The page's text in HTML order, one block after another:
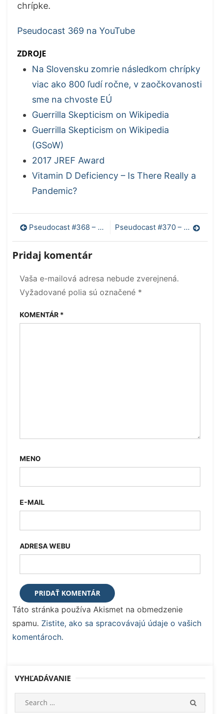
chrípke.
Pseudocast 369 na YouTube
ZDROJE
Na Slovensku zomrie následkom chrípky
viac ako 800 ľudí ročne, v zaočkovanosti
sme na chvoste EÚ
Guerrilla Skepticism on Wikipedia
Guerrilla Skepticism on Wikipedia
(GSoW)
2017 JREF Award
Vitamin D Deficiency – Is There Really a
Pandemic?
Navigácia
v
článku
Pseudocast #368 – jOin3rov karambol, správa IPCC o globálnom otepľovaní Pseudocast #370 – Esports, Hubble a Kepler, poverčivosť
Pridaj komentár
Vaša e-mailová adresa nebude zverejnená.
Vyžadované polia sú označené *
KOMENTÁR *
MENO
E-MAIL
ADRESA WEBU
Táto stránka používa Akismet na obmedzenie
spamu. Zistite, ako sa spracovávajú údaje o vašich
komentároch.
VYHĽADÁVANIE